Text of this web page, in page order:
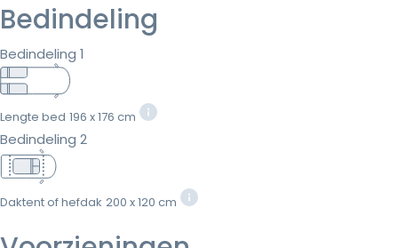
Bedindeling
Bedindeling 1
Lengte bed 196 x 176 cm
Bedindeling 2
Daktent of hefdak 200 x 120 cm